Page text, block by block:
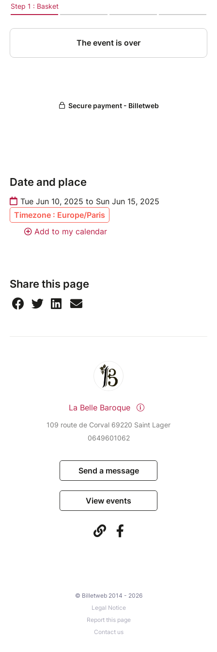
Date and place
Tue Jun 10, 2025 to Sun Jun 15, 2025
Timezone : Europe/Paris
Add to my calendar
Share this page
La Belle Baroque
109 route de Corval 69220 Saint Lager
0649601062
Send a message
View events
© Billetweb 2014 - 2026
Legal Notice
Report this page
Contact us